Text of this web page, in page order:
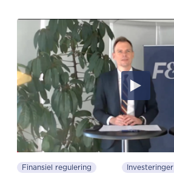
Finansiel regulering Investeringer